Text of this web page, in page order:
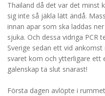
Thailand då det var det minst
sig inte så jäkla lätt ändå.
innan apar som ska laddas
sjuka. Och dessa vidriga PCR
Sverige sedan ett vid
svaret kom och ytterligare ett
galenskap ta slut snarast!
Första dagen avlöpte i